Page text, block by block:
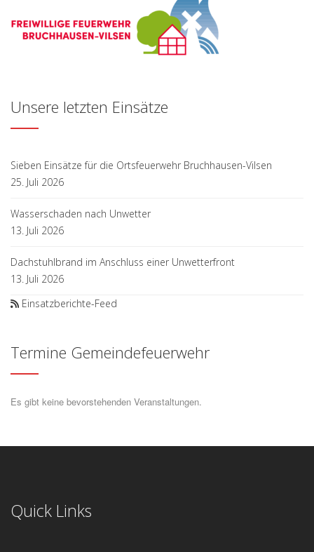
Unsere letzten Einsätze
Sieben Einsätze für die Ortsfeuerwehr Bruchhausen-Vilsen
25. Juli 2026
Wasserschaden nach Unwetter
13. Juli 2026
Dachstuhlbrand im Anschluss einer Unwetterfront
13. Juli 2026
Einsatzberichte-Feed
Termine Gemeindefeuerwehr
Es gibt keine bevorstehenden Veranstaltungen.
Quick Links